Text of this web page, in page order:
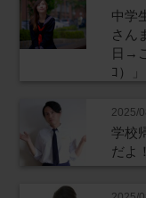
中学
さん
日→
ｺ）」
2025/
学校
だよ